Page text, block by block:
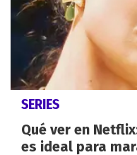
SERIES
Qué ver en
es ideal para